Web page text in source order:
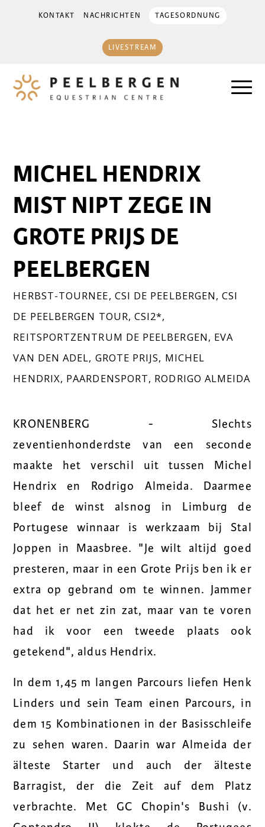
KONTAKT NACHRICHTEN TAGESORDNUNG
LIVESTREAM
MICHEL HENDRIX
MIST NIPT ZEGE IN
GROTE PRIJS DE
PEELBERGEN
HERBST-TOURNEE, CSI DE PEELBERGEN,CSI
DE PEELBERGEN TOUR,CSI2*,
REITSPORTZENTRUM DE PEELBERGEN, EVA
VAN DEN ADEL, GROTE PRIJS, MICHEL
HENDRIX, PAARDENSPORT, RODRIGO ALMEIDA
KRONENBERG - Slechts
zeventienhonderdste van een seconde
maakte het verschil uit tussen Michel
Hendrix en Rodrigo Almeida. Daarmee
bleef de winst alsnog in Limburg de
Portugese winnaar is werkzaam bij Stal
Joppen in Maasbree. "Je wilt altijd goed
presteren, maar in een Grote Prijs ben ik er
extra op gebrand om te winnen. Jammer
dat het er net zin zat, maar van te voren
had ik voor een tweede plaats ook
getekend", aldus Hendrix.
In dem 1,45 m langen Parcours liefen Henk
Linders und sein Team einen Parcours, in
dem 15 Kombinationen in der Basisschleife
zu sehen waren. Daarin war Almeida der
älteste Starter und auch der älteste
Barragist, der die Zeit auf dem Platz
verbrachte. Met GC Chopin's Bushi (v.